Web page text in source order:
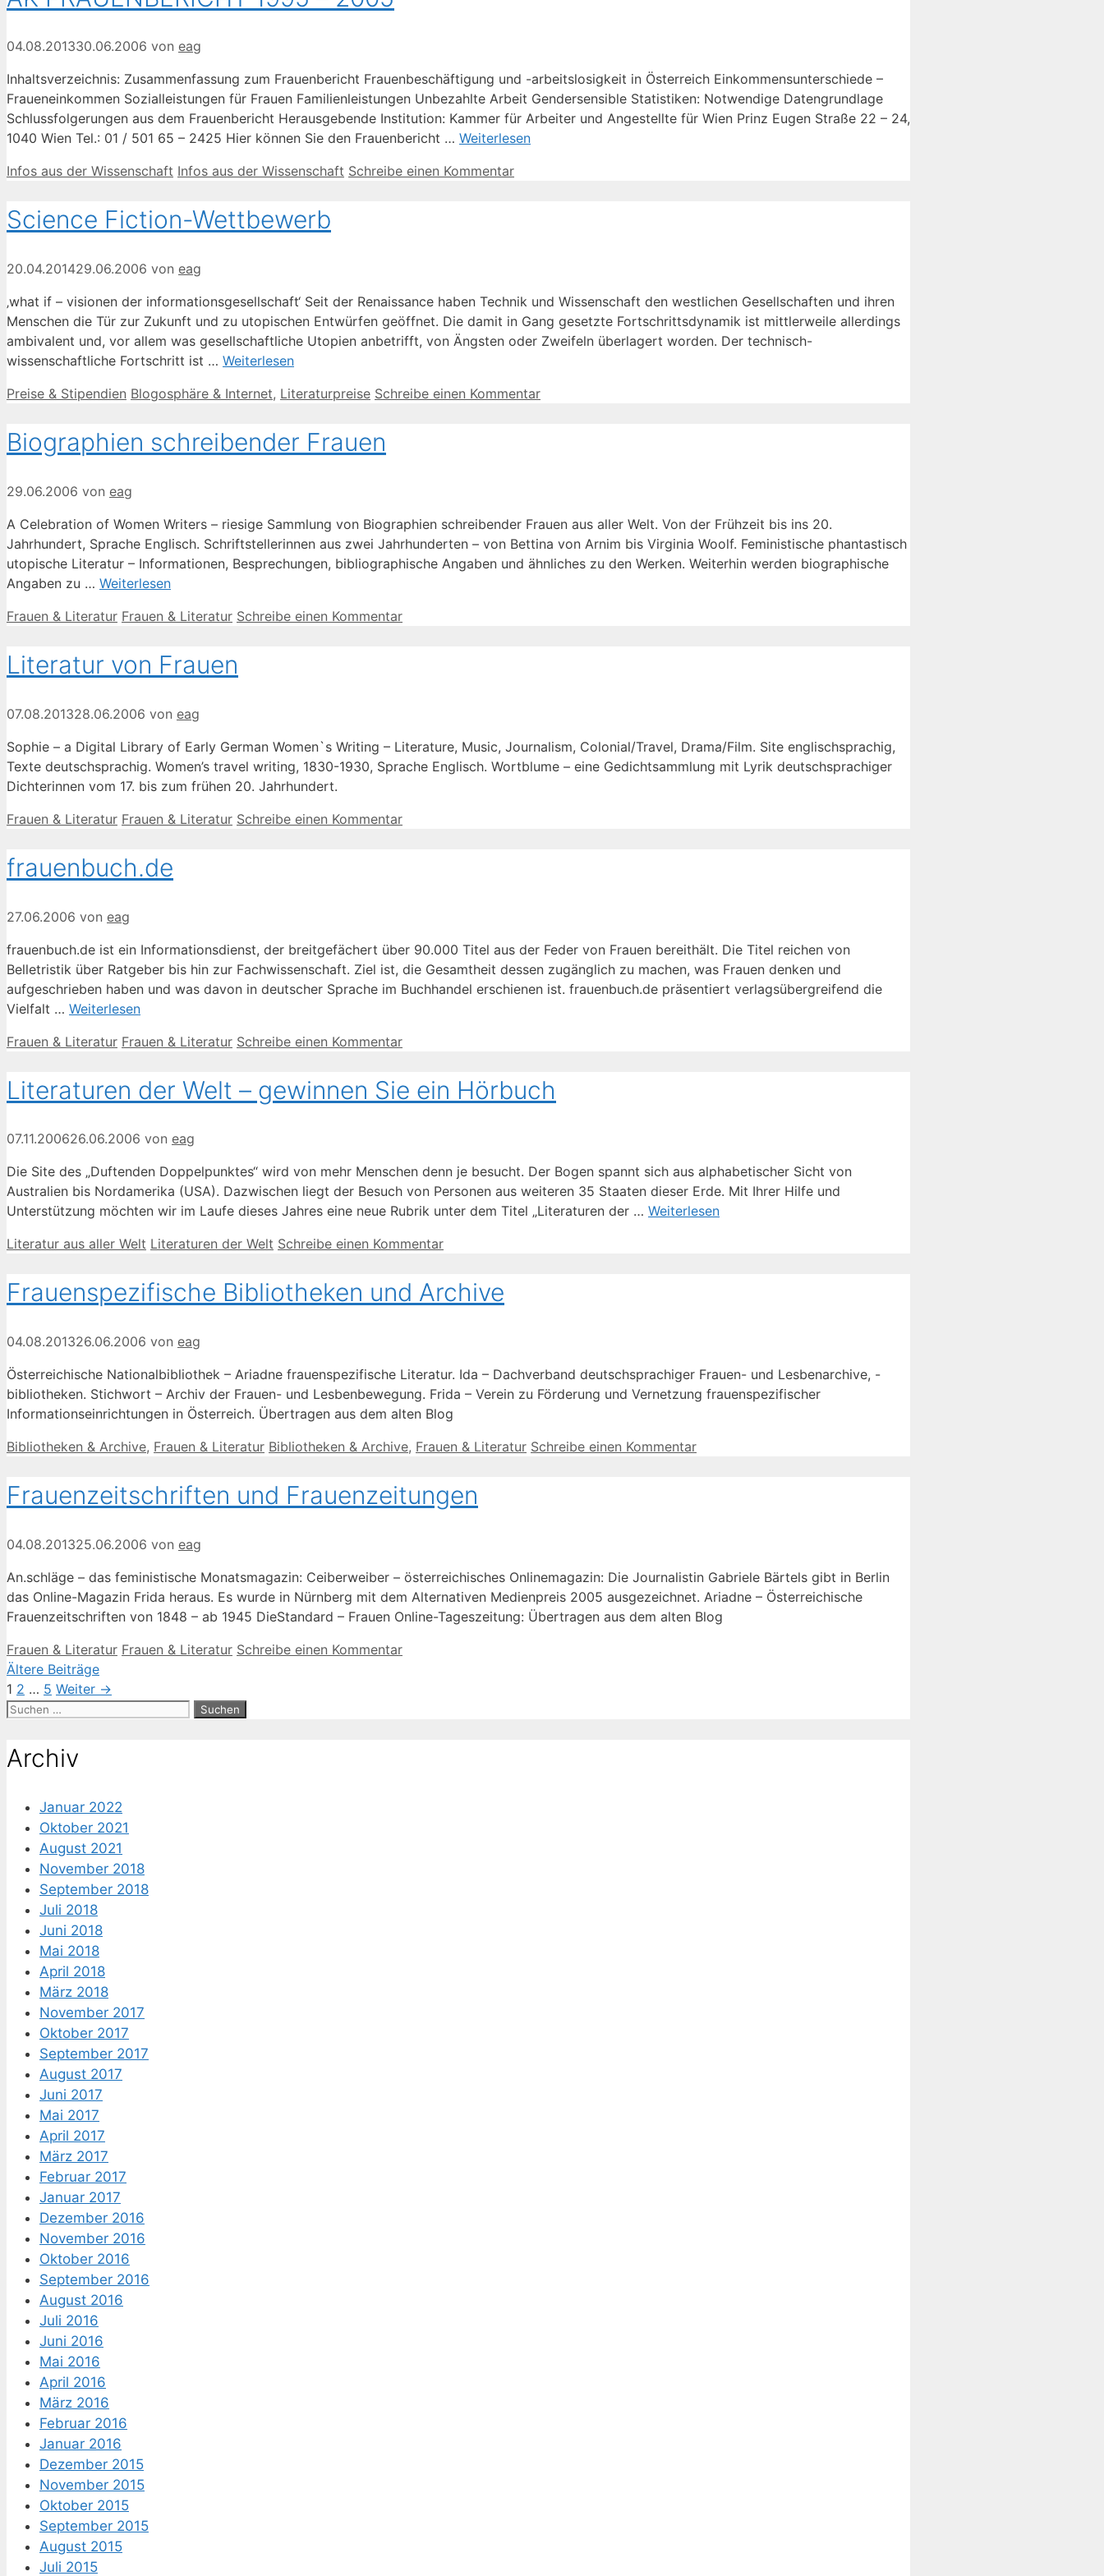
04.08.201330.06.2006 von eag
Inhaltsverzeichnis: Zusammenfassung zum Frauenbericht Frauenbeschäftigung und -arbeitslosigkeit in Österreich Einkommensunterschiede –
Fraueneinkommen Sozialleistungen für Frauen Familienleistungen Unbezahlte Arbeit Gendersensible Statistiken: Notwendige Datengrundlage
Schlussfolgerungen aus dem Frauenbericht Herausgebende Institution: Kammer für Arbeiter und Angestellte für Wien Prinz Eugen Straße 22 – 24,
1040 Wien Tel.: 01 / 501 65 – 2425 Hier können Sie den Frauenbericht … Weiterlesen
Kategorien
Infos aus der Wissenschaft Schlagwörter
Infos aus der Wissenschaft Schreibe einen Kommentar
Science Fiction-Wettbewerb
20.04.201429.06.2006 von eag
‚what if – visionen der informationsgesellschaft‘ Seit der Renaissance haben Technik und Wissenschaft den westlichen Gesellschaften und ihren
Menschen die Tür zur Zukunft und zu utopischen Entwürfen geöffnet. Die damit in Gang gesetzte Fortschrittsdynamik ist mittlerweile allerdings
ambivalent und, vor allem was gesellschaftliche Utopien anbetrifft, von Ängsten oder Zweifeln überlagert worden. Der technisch-
wissenschaftliche Fortschritt ist … Weiterlesen
Kategorien
Preise & Stipendien Schlagwörter
Blogosphäre & Internet, Literaturpreise Schreibe einen Kommentar
Biographien schreibender Frauen
29.06.2006 von eag
A Celebration of Women Writers – riesige Sammlung von Biographien schreibender Frauen aus aller Welt. Von der Frühzeit bis ins 20.
Jahrhundert, Sprache Englisch. Schriftstellerinnen aus zwei Jahrhunderten – von Bettina von Arnim bis Virginia Woolf. Feministische phantastisch
utopische Literatur – Informationen, Besprechungen, bibliographische Angaben und ähnliches zu den Werken. Weiterhin werden biographische
Angaben zu … Weiterlesen
Kategorien
Frauen & Literatur Schlagwörter
Frauen & Literatur Schreibe einen Kommentar
Literatur von Frauen
07.08.201328.06.2006 von eag
Sophie – a Digital Library of Early German Women`s Writing – Literature, Music, Journalism, Colonial/Travel, Drama/Film. Site englischsprachig,
Texte deutschsprachig. Women’s travel writing, 1830-1930, Sprache Englisch. Wortblume – eine Gedichtsammlung mit Lyrik deutschsprachiger
Dichterinnen vom 17. bis zum frühen 20. Jahrhundert.
Kategorien
Frauen & Literatur Schlagwörter
Frauen & Literatur Schreibe einen Kommentar
frauenbuch.de
27.06.2006 von eag
frauenbuch.de ist ein Informationsdienst, der breitgefächert über 90.000 Titel aus der Feder von Frauen bereithält. Die Titel reichen von
Belletristik über Ratgeber bis hin zur Fachwissenschaft. Ziel ist, die Gesamtheit dessen zugänglich zu machen, was Frauen denken und
aufgeschrieben haben und was davon in deutscher Sprache im Buchhandel erschienen ist. frauenbuch.de präsentiert verlagsübergreifend die
Vielfalt … Weiterlesen
Kategorien
Frauen & Literatur Schlagwörter
Frauen & Literatur Schreibe einen Kommentar
Literaturen der Welt – gewinnen Sie ein Hörbuch
07.11.200626.06.2006 von eag
Die Site des „Duftenden Doppelpunktes“ wird von mehr Menschen denn je besucht. Der Bogen spannt sich aus alphabetischer Sicht von
Australien bis Nordamerika (USA). Dazwischen liegt der Besuch von Personen aus weiteren 35 Staaten dieser Erde. Mit Ihrer Hilfe und
Unterstützung möchten wir im Laufe dieses Jahres eine neue Rubrik unter dem Titel „Literaturen der … Weiterlesen
Kategorien
Literatur aus aller Welt Schlagwörter
Literaturen der Welt Schreibe einen Kommentar
Frauenspezifische Bibliotheken und Archive
04.08.201326.06.2006 von eag
Österreichische Nationalbibliothek – Ariadne frauenspezifische Literatur. Ida – Dachverband deutschsprachiger Frauen- und Lesbenarchive, -
bibliotheken. Stichwort – Archiv der Frauen- und Lesbenbewegung. Frida – Verein zu Förderung und Vernetzung frauenspezifischer
Informationseinrichtungen in Österreich. Übertragen aus dem alten Blog
Kategorien
Bibliotheken & Archive, Frauen & Literatur Schlagwörter
Bibliotheken & Archive, Frauen & Literatur Schreibe einen Kommentar
Frauenzeitschriften und Frauenzeitungen
04.08.201325.06.2006 von eag
An.schläge – das feministische Monatsmagazin: Ceiberweiber – österreichisches Onlinemagazin: Die Journalistin Gabriele Bärtels gibt in Berlin
das Online-Magazin Frida heraus. Es wurde in Nürnberg mit dem Alternativen Medienpreis 2005 ausgezeichnet. Ariadne – Österreichische
Frauenzeitschriften von 1848 – ab 1945 DieStandard – Frauen Online-Tageszeitung: Übertragen aus dem alten Blog
Kategorien
Frauen & Literatur Schlagwörter
Frauen & Literatur Schreibe einen Kommentar
Ältere Beiträge
Seite
1 Seite
2 … Seite
5 Weiter →
Suche
Archiv
Januar 2022
Oktober 2021
August 2021
November 2018
September 2018
Juli 2018
Juni 2018
Mai 2018
April 2018
März 2018
November 2017
Oktober 2017
September 2017
August 2017
Juni 2017
Mai 2017
April 2017
März 2017
Februar 2017
Januar 2017
Dezember 2016
November 2016
Oktober 2016
September 2016
August 2016
Juli 2016
Juni 2016
Mai 2016
April 2016
März 2016
Februar 2016
Januar 2016
Dezember 2015
November 2015
Oktober 2015
September 2015
August 2015
Juli 2015